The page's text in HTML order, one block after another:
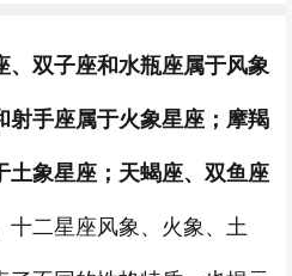
、 双子座和水瓶座属于风象
射手座属于火象星座；摩羯
土象星座；天蝎座、 双鱼座
十二星座风象、火象、土